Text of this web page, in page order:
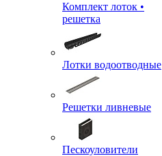
Комплект лоток •
решетка
Лотки водоотводные
Решетки ливневые
Пескоуловители